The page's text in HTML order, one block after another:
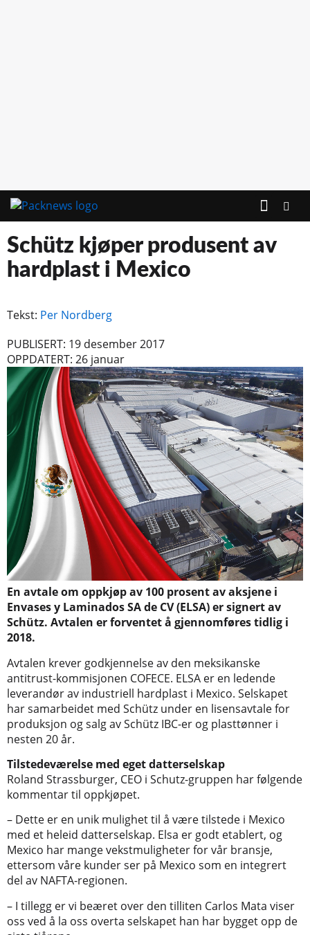
Schütz kjøper produsent av
hardplast i Mexico
Tekst: Per Nordberg
PUBLISERT: 19 desember 2017
OPPDATERT: 26 januar
En avtale om oppkjøp av 100 prosent av aksjene i
Envases y Laminados SA de CV (ELSA) er signert av
Schütz. Avtalen er forventet å gjennomføres tidlig i
2018.
Avtalen krever godkjennelse av den meksikanske
antitrust-kommisjonen COFECE. ELSA er en ledende
leverandør av industriell hardplast i Mexico. Selskapet
har samarbeidet med Schütz under en lisensavtale for
produksjon og salg av Schütz IBC-er og plasttønner i
nesten 20 år.
Tilstedeværelse med eget datterselskap
Roland Strassburger, CEO i Schutz-gruppen har følgende
kommentar til oppkjøpet.
– Dette er en unik mulighet til å være tilstede i Mexico
med et heleid datterselskap. Elsa er godt etablert, og
Mexico har mange vekstmuligheter for vår bransje,
ettersom våre kunder ser på Mexico som en integrert
del av NAFTA-regionen.
– I tillegg er vi beæret over den tilliten Carlos Mata viser
oss ved å la oss overta selskapet han har bygget opp de